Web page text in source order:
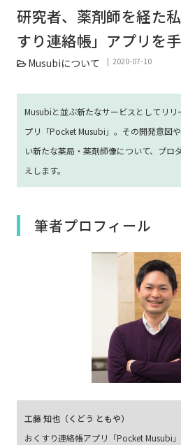
お役立ち情報
イベント
研究者、薬剤師を経た
すり連絡帳」アプリを
2020-07-10
Musubiについて
Musubiと並ぶ新たなサービスとしてリリ
プリ「Pocket Musubi」。その開発意図
い新たな薬局・薬剤師像について、プロ
えします。
筆者プロフィール
工藤 知也（くどう ともや）
おくすり連絡帳アプリ「Pocket Musubi